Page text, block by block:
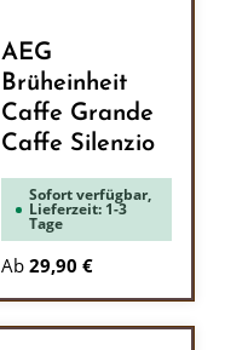
AEG
Brüheinheit
Caffe Grande
Caffe Silenzio
Sofort verfügbar,
Lieferzeit: 1-3
Tage
Ab 29,90 €